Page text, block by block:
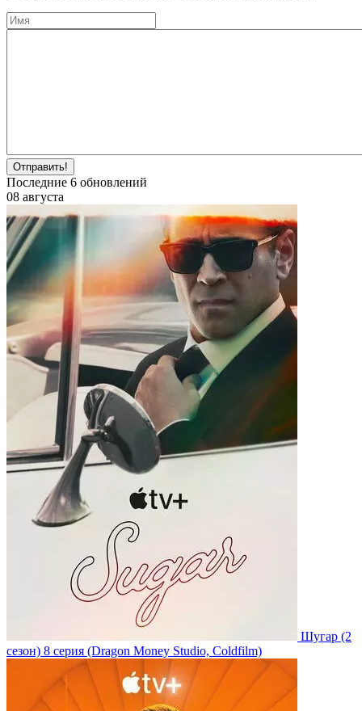
Отправить!
Последние 6 обновлений
08 августа
Шугар (2
сезон) 8 серия (Dragon Money Studio, Coldfilm)